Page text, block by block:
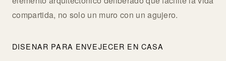
compartida, no solo un muro con un agujero.
DISENAR PARA ENVEJECER EN CASA